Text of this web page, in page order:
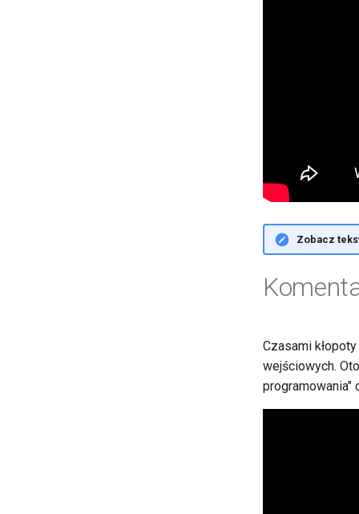
Zobacz
Czasami
wejściowych.
programowania"